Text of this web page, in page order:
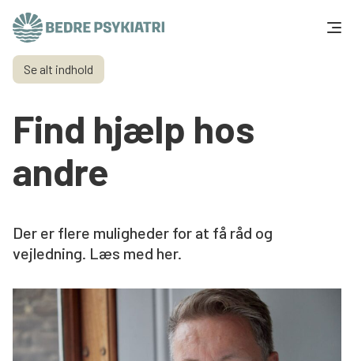
Skip to content
Få hjælp
Tal og fakta
Om os
Presse og politik
Støt os
Se alt indhold
Find hjælp hos
andre
Der er flere muligheder for at få råd og
vejledning. Læs med her.